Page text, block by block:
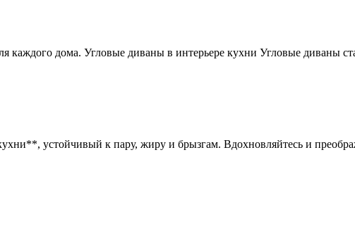
дома. Угловые диваны в интерьере кухни Угловые диваны
устойчивый к пару, жиру и брызгам. Вдохновляйтесь и